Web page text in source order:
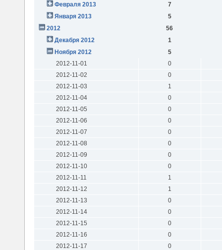
Февраля 2013
7
Января 2013
5
2012
56
Декабря 2012
1
Ноября 2012
5
2012-11-01
0
2012-11-02
0
2012-11-03
1
2012-11-04
0
2012-11-05
0
2012-11-06
0
2012-11-07
0
2012-11-08
0
2012-11-09
0
2012-11-10
0
2012-11-11
1
2012-11-12
1
2012-11-13
0
2012-11-14
0
2012-11-15
0
2012-11-16
0
2012-11-17
0